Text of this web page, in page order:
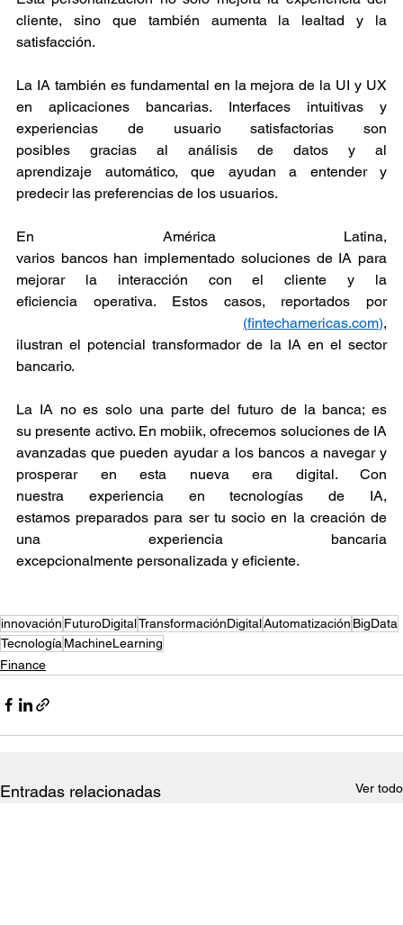
cliente, sino que también aumenta la lealtad y la
satisfacción.
La IA también es fundamental en la mejora de la UI y UX
en aplicaciones bancarias. Interfaces intuitivas y
experiencias de usuario satisfactorias son
posibles gracias al análisis de datos y al
aprendizaje automático, que ayudan a entender y
predecir las preferencias de los usuarios.
En América Latina,
varios bancos han implementado soluciones de IA para
mejorar la interacción con el cliente y la
eficiencia operativa. Estos casos, reportados por
(fintechamericas.com),
ilustran el potencial transformador de la IA en el sector
bancario.
La IA no es solo una parte del futuro de la banca; es
su presente activo. En mobiik, ofrecemos soluciones de IA
avanzadas que pueden ayudar a los bancos a navegar y
prosperar en esta nueva era digital. Con
nuestra experiencia en tecnologías de IA,
estamos preparados para ser tu socio en la creación de
una experiencia bancaria
excepcionalmente personalizada y eficiente.
innovación FuturoDigitalTransformaciónDigitalAutomatización BigData
Tecnología MachineLearning
Finance
Entradas relacionadas Ver todo